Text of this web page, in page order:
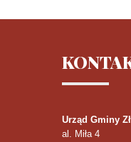
Urząd Gminy
al. Miła 4